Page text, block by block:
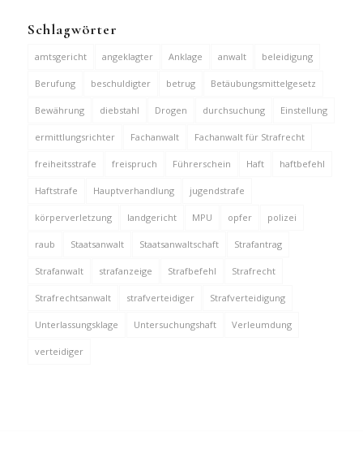
Schlagwörter
amtsgericht angeklagter Anklage anwalt beleidigung
Berufung beschuldigter betrug Betäubungsmittelgesetz
Bewährung diebstahl Drogen durchsuchung Einstellung
ermittlungsrichter Fachanwalt Fachanwalt für Strafrecht
freiheitsstrafe freispruch Führerschein Haft haftbefehl
Haftstrafe Hauptverhandlung jugendstrafe
körperverletzung landgericht MPU opfer polizei
raub Staatsanwalt Staatsanwaltschaft Strafantrag
Strafanwalt strafanzeige Strafbefehl Strafrecht
Strafrechtsanwalt strafverteidiger Strafverteidigung
Unterlassungsklage Untersuchungshaft Verleumdung
verteidiger